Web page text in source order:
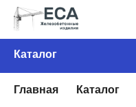
Каталог
Главная Каталог